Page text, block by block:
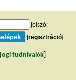
jelszó:
[regisztráció]
jogi tudnivalók